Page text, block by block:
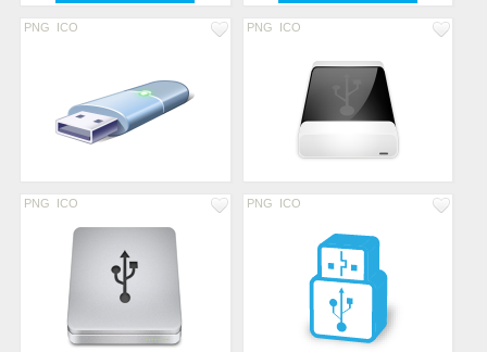
PNG ICO PNG ICO
PNG ICO PNG ICO